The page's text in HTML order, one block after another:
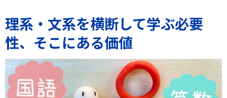
理系・文系を横断して学ぶ必要
性、そこにある価値